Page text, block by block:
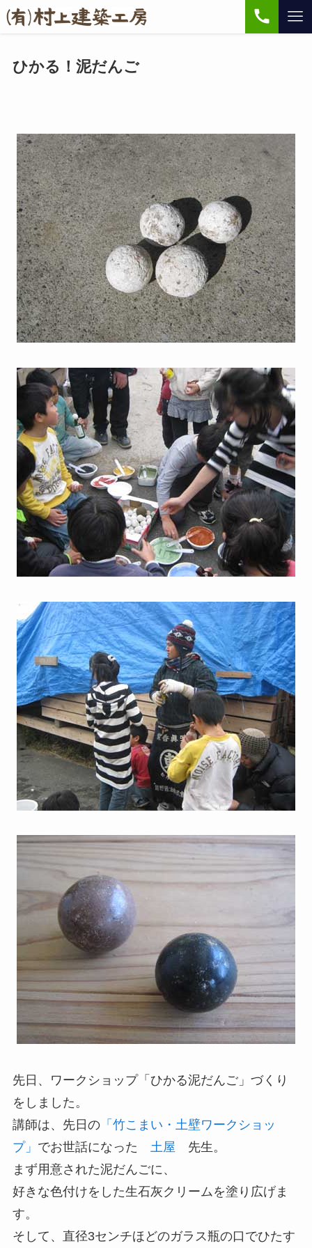
ひかる！泥だんご
先日、ワークショップ「ひかる泥だんご」づくり
をしました。
講師は、先日の「竹こまい・土壁ワークショッ
プ」 でお世話になった 土屋 先生。
まず用意された泥だんごに、
好きな色付けをした生石灰クリームを塗り広げま
す。
そして、直径3センチほどのガラス瓶の口でひたす